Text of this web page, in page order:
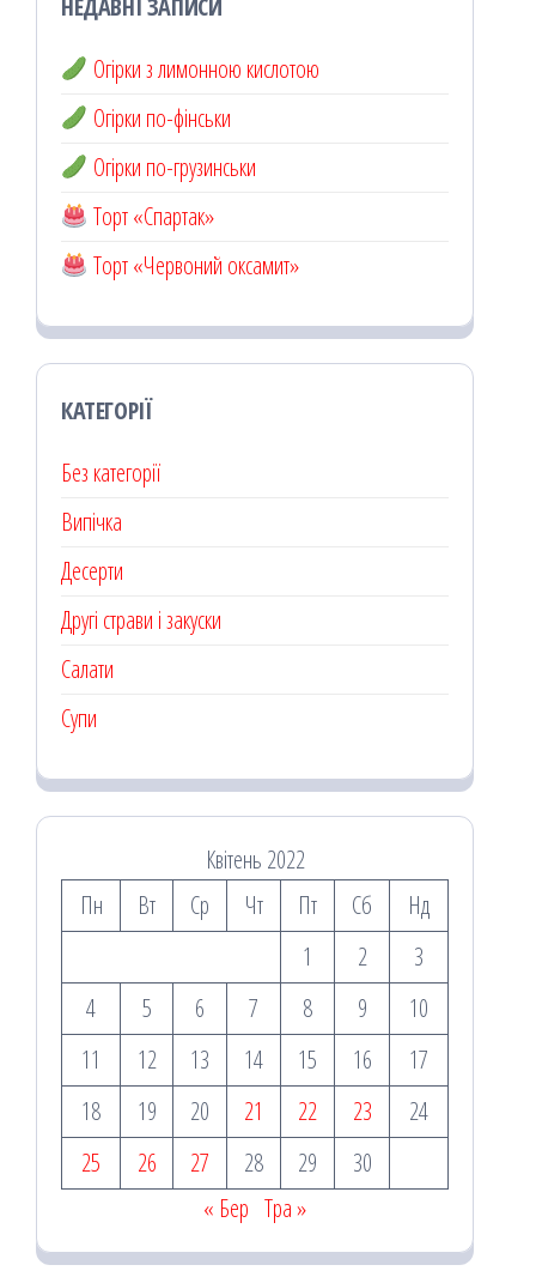
Огірки з лимонною кислотою
Огірки по-фінськи
Огірки по-грузинськи
Торт «Спартак»
Торт «Червоний оксамит»
КАТЕГОРІЇ
Без категорії
Випічка
Десерти
Другі страви і закуски
Салати
Супи
Квітень 2022
Пн
Вт Ср Чт Пт Сб
Нд
1
2
3
4
5 6 7 8 9
10
11
12 13 14 15 16
17
18
19 20 21 22 23
24
25
26 27 28 29
30
« Бер Тра »